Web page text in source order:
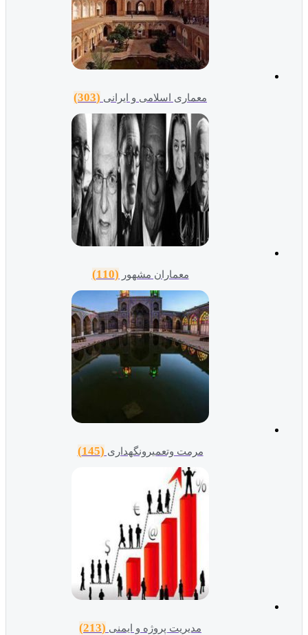
معماری اسلامی و ایرانی (303)
معماران مشهور (110)
مرمت وتعمیرونگهداری (145)
مدیریت پروژه و ایمنی (213)